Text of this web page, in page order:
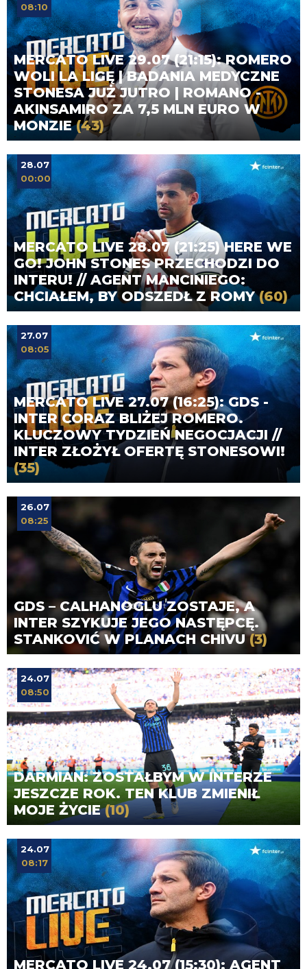
MERCATO LIVE 29.07 (21:15): ROMERO
WOLI LA LIGĘ | BADANIA MEDYCZNE
STONESA JUŻ JUTRO | ROMANO -
AKINSAMIRO ZA 7,5 MLN EURO W
MONZIE(43)
08:10
MERCATO LIVE 28.07 (21:25) HERE WE
GO! JOHN STONES PRZECHODZI DO
INTERU! // AGENT MANCINIEGO:
CHCIAŁEM, BY ODSZEDŁ Z ROMY(60)
28.07
00:00
MERCATO LIVE 27.07 (16:25): GDS -
INTER CORAZ BLIŻEJ ROMERO.
KLUCZOWY TYDZIEŃ NEGOCJACJI //
INTER ZŁOŻYŁ OFERTĘ STONESOWI!
(35)
27.07
08:05
GDS – CALHANOGLU ZOSTAJE, A
INTER SZYKUJE JEGO NASTĘPCĘ.
STANKOVIĆ W PLANACH CHIVU(3)
26.07
08:25
DARMIAN: ZOSTAŁBYM W INTERZE
JESZCZE ROK. TEN KLUB ZMIENIŁ
MOJE ŻYCIE(10)
24.07
08:50
MERCATO LIVE 24.07 (15:30): AGENT
24.07
08:17